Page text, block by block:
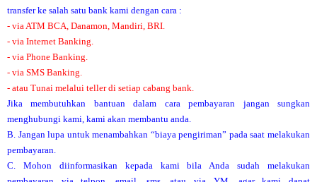
transfer ke salah satu bank kami dengan cara :
- via ATM BCA, Danamon, Mandiri, BRI.
- via Internet Banking.
- via Phone Banking.
- via SMS Banking.
- atau Tunai melalui teller di setiap cabang bank.
Jika membutuhkan bantuan dalam cara pembayaran jangan sungkan
menghubungi kami, kami akan membantu anda.
B. Jangan lupa untuk menambahkan “biaya pengiriman” pada saat melakukan
pembayaran.
C. Mohon diinformasikan kepada kami bila Anda sudah melakukan